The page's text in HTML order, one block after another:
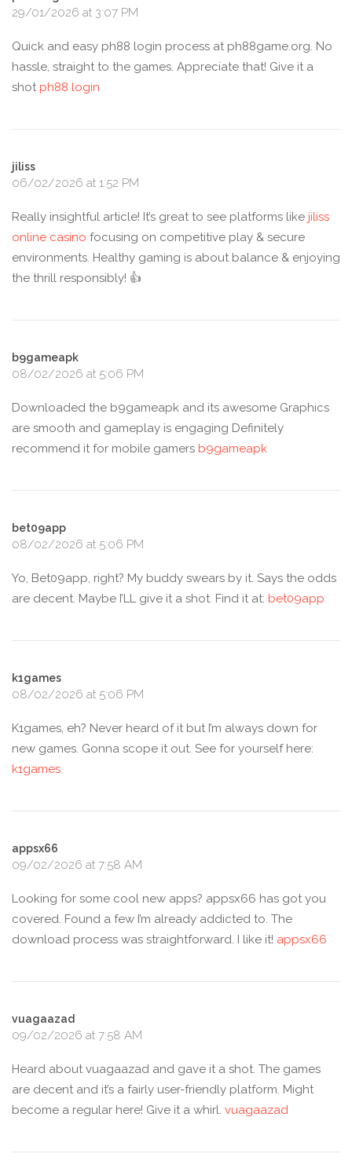
29/01/2026 at 3:07 PM
Quick and easy ph88 login process at ph88game.org. No
hassle, straight to the games. Appreciate that! Give it a
shot ph88 login
jiliss
06/02/2026 at 1:52 PM
Really insightful article! It’s great to see platforms like jiliss
online casino focusing on competitive play & secure
environments. Healthy gaming is about balance & enjoying
the thrill responsibly! 👍
b9gameapk
08/02/2026 at 5:06 PM
Downloaded the b9gameapk and its awesome Graphics
are smooth and gameplay is engaging Definitely
recommend it for mobile gamers b9gameapk
bet09app
08/02/2026 at 5:06 PM
Yo, Bet09app, right? My buddy swears by it. Says the odds
are decent. Maybe I’LL give it a shot. Find it at: bet09app
k1games
08/02/2026 at 5:06 PM
K1games, eh? Never heard of it but I’m always down for
new games. Gonna scope it out. See for yourself here:
k1games
appsx66
09/02/2026 at 7:58 AM
Looking for some cool new apps? appsx66 has got you
covered. Found a few I’m already addicted to. The
download process was straightforward. I like it! appsx66
vuagaazad
09/02/2026 at 7:58 AM
Heard about vuagaazad and gave it a shot. The games
are decent and it’s a fairly user-friendly platform. Might
become a regular here! Give it a whirl. vuagaazad